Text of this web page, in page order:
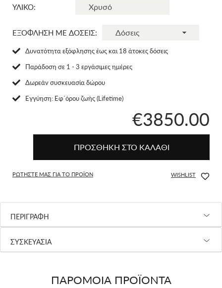
ΥΛΙΚΟ:
ΕΞΟΦΛΗΣΗ ΜΕ ΔΟΣΕΙΣ:
Δυνατότητα εξόφλησης έως και 18 άτοκες δόσεις
Παράδοση σε 1 - 3 εργάσιμες ημέρες
Δωρεάν συσκευασία δώρου
Eγγύηση: Εφ΄όρου ζωής (Lifetime)
€3850.00
ΠΡΟΣΘΗΚΗ ΣΤΟ ΚΑΛΑΘΙ
ΡΩΤΗΣΤΕ ΜΑΣ ΓΙΑ ΤΟ ΠΡΟΪΟΝ WISHLIST
ΠΕΡΙΓΡΑΦΗ
ΣΥΣΚΕΥΑΣΙΑ
ΠΑΡΟΜΟΙΑ ΠΡΟΪΟΝΤΑ